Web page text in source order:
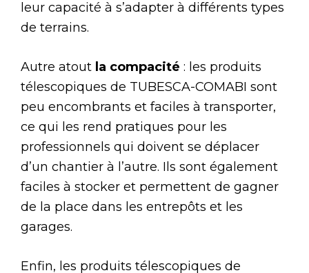
leur capacité à s’adapter à différents types
de terrains.
Autre atout la compacité : les produits
télescopiques de TUBESCA-COMABI sont
peu encombrants et faciles à transporter,
ce qui les rend pratiques pour les
professionnels qui doivent se déplacer
d’un chantier à l’autre. Ils sont également
faciles à stocker et permettent de gagner
de la place dans les entrepôts et les
garages.
Enfin, les produits télescopiques de